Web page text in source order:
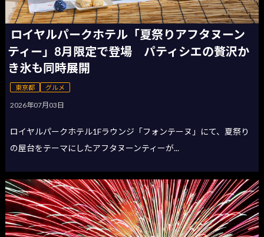
ロイヤルパークホテル「夏祭りアフタヌーン
ティー」8月限定で登場 パティシエの贅沢か
き氷も同時展開
東京都 グルメ
2026年07月03日
ロイヤルパークホテル1Fラウンジ「フォンテーヌ」にて、夏祭り
の屋台をテーマにしたアフタヌーンティーが...